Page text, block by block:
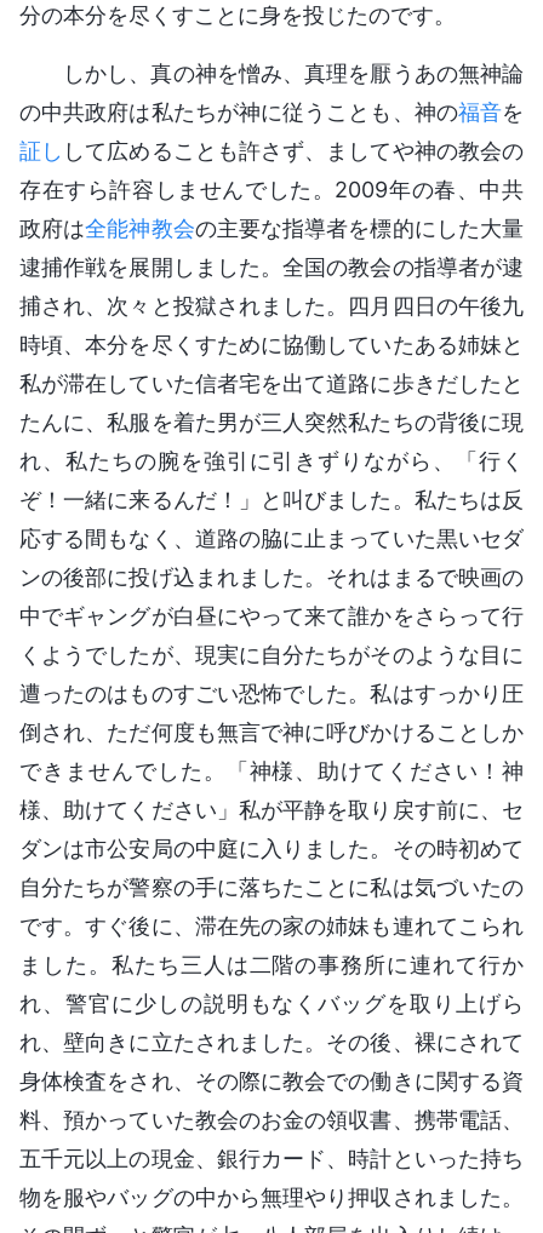
分の本分を尽くすことに身を投じたのです。
しかし、真の神を憎み、真理を厭うあの無神論
の中共政府は私たちが神に従うことも、神の福音を
証し して広めることも許さず、ましてや神の教会の
存在すら許容しませんでした。2009年の春、中共
政府は全能神教会の主要な指導者を標的にした大量
逮捕作戦を展開しました。全国の教会の指導者が逮
捕され、次々と投獄されました。四月四日の午後九
時頃、本分を尽くすために協働していたある姉妹と
私が滞在していた信者宅を出て道路に歩きだしたと
たんに、私服を着た男が三人突然私たちの背後に現
れ、私たちの腕を強引に引きずりながら、「行く
ぞ！一緒に来るんだ！」と叫びました。私たちは反
応する間もなく、道路の脇に止まっていた黒いセダ
ンの後部に投げ込まれました。それはまるで映画の
中でギャングが白昼にやって来て誰かをさらって行
くようでしたが、現実に自分たちがそのような目に
遭ったのはものすごい恐怖でした。私はすっかり圧
倒され、ただ何度も無言で神に呼びかけることしか
できませんでした。「神様、助けてください！神
様、助けてください」私が平静を取り戻す前に、セ
ダンは市公安局の中庭に入りました。その時初めて
自分たちが警察の手に落ちたことに私は気づいたの
です。すぐ後に、滞在先の家の姉妹も連れてこられ
ました。私たち三人は二階の事務所に連れて行か
れ、警官に少しの説明もなくバッグを取り上げら
れ、壁向きに立たされました。その後、裸にされて
身体検査をされ、その際に教会での働きに関する資
料、預かっていた教会のお金の領収書、携帯電話、
五千元以上の現金、銀行カード、時計といった持ち
物を服やバッグの中から無理やり押収されました。